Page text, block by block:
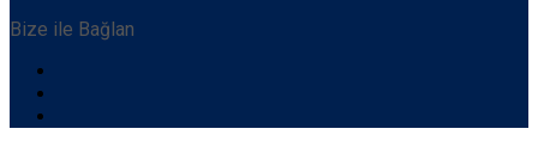
Bize ile Bağlan